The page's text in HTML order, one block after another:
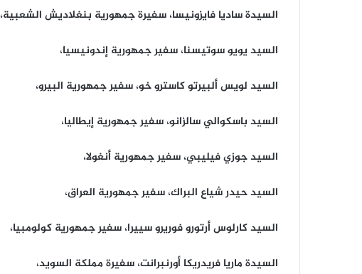
السيدة ساديا فايزونيسا، سفيرة جمهورية بنغلاديش الشعبية،
السيد يويو سوتيسنا، سفير جمهورية إندونيسيا،
السيد لويس ألبيرتو كاسترو خو، سفير جمهورية البيرو،
السيد باسكوالي سالزانو، سفير جمهورية إيطاليا،
السيد جوزي فيليبي، سفير جمهورية أنغولا،
السيد حيدر شياع البراك، سفير جمهورية العراق،
السيد كارلوس أرتورو فوريرو سييرا، سفير جمهورية كولومبيا،
السيدة ماريا فريدريكا أورنبرانت، سفيرة مملكة السويد،